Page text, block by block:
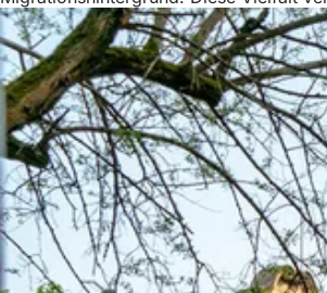
f
i
n
d
e
n
s
i
c